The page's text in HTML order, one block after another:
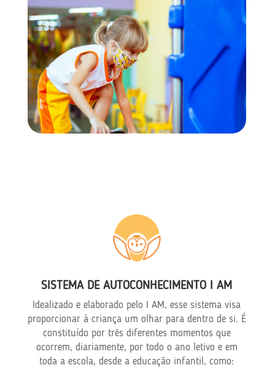
SISTEMA DE AUTOCONHECIMENTO I AM
Idealizado e elaborado pelo I AM, esse sistema visa
proporcionar à criança um olhar para dentro de si. É
constituído por três diferentes momentos que
ocorrem, diariamente, por todo o ano letivo e em
toda a escola, desde a educação infantil, como: